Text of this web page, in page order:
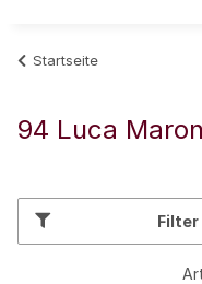
Startseite
94 Luca
Filter